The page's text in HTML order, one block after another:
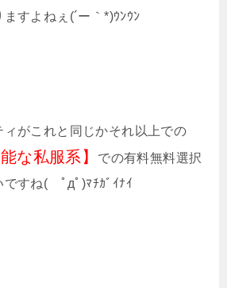
すよねぇ(´ー｀*)ｳﾝｳﾝ
ィがこれと同じかそれ以上での
な私服系】
での有料無料選択
ですね( ﾟдﾟ)ﾏﾁｶﾞｲﾅｲ